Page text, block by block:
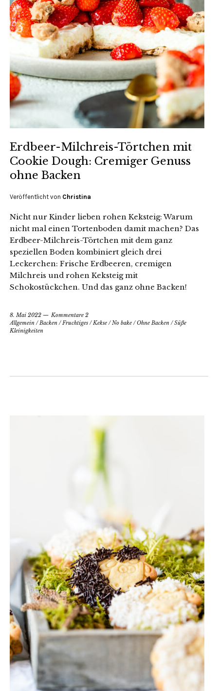
Erdbeer-Milchreis-Törtchen mit
Cookie Dough: Cremiger Genuss
ohne Backen
Veröffentlicht von Christina
Nicht nur Kinder lieben rohen Keksteig: Warum
nicht mal einen Tortenboden damit machen? Das
Erdbeer-Milchreis-Törtchen mit dem ganz
speziellen Boden kombiniert gleich drei
Leckerchen: Frische Erdbeeren, cremigen
Milchreis und rohen Keksteig mit
Schokostückchen. Und das ganz ohne Backen!
8. Mai 2022
Kommentare 2
Allgemein /Backen /Fruchtiges /Kekse /No bake /Ohne Backen /Süße
Kleinigkeiten